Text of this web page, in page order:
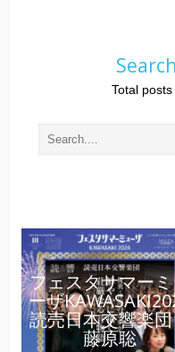
Total
フェスタサマー
ーザ
読売日本交響楽
藤原聡